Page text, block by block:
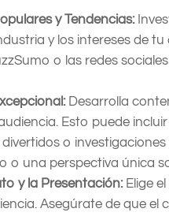
y Tendencias:
y los intereses de
o las redes
Desarrolla
Esto puede
o
o una perspectiva única
y la Presentación:Elige
Asegúrate de que